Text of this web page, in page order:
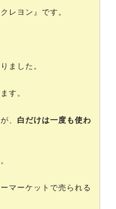
レヨン』です。
ました。
す。
、 白だけは一度も使わ
マーケットで売られる